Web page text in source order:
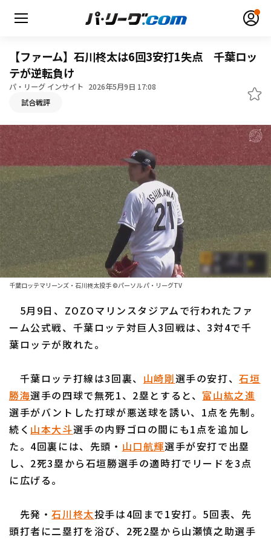
HOME
動画
日程・結果
順位表･成績
1軍公式戦
ファーム東地区
ファーム西地区
交流戦
選手名鑑
選手名鑑トップ
北海道日本ハムファイターズ
東北楽天ゴールデンイーグルス
千葉ロッテマリーンズ
オリックス・バファローズ
福岡ソフトバンクホークス
ニュース
設定
【ファーム】石川柊太は6回3安打1失点 千葉ロッ
テが逆転負け
パ・リーグ インサイト 2026年5月9日 17:08
試合戦評
千葉ロッテマリーンズ・石川柊太投手 ©パーソル パ・リーグTV
5月9日、ZOZOマリンスタジアムで行われたファ
ーム公式戦、千葉ロッテ対巨人3回戦は、3対4で千
葉ロッテが敗れた。
千葉ロッテ打線は3回裏、 山崎剛選手の安打、石垣
勝海選手の四球で無死1、2塁とすると、 富山紘之進
選手がバントした打球が悪送球を誘い、1点を先制。
続く 山本大斗選手の内野ゴロの間にも1点を追加し
た。4回裏には、先頭・ 山口航輝選手が安打で出塁
し、2死3塁から石垣勝選手の適時打でリードを3点
に広げる。
先発・石川柊太投手は4回まで1安打。5回表、先
頭打者に二塁打を浴び、2死2塁から山瀬慎之助選手